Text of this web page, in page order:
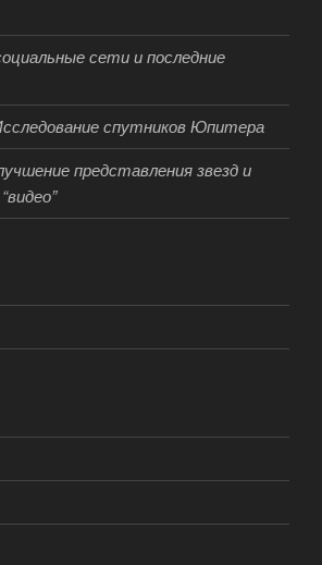
сети и последние
спутников Юпитера
представления звезд и